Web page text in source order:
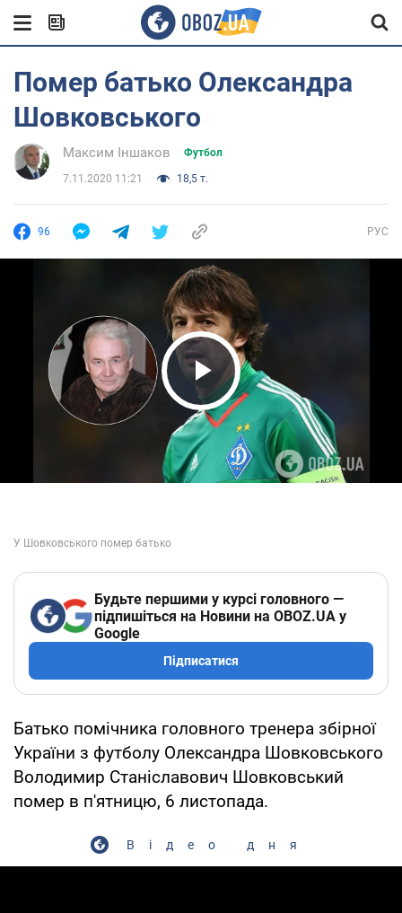
Помер батько Олександра
Шовковського
Максим Іншаков Футбол
7.11.2020 11:21 18,5 т.
96 РУС
Play Video
Будьте першими у курсі головного —
підпишіться на Новини на OBOZ.UA у
Google
Підписатися
Батько помічника головного тренера збірної
України з футболу Олександра Шовковського
Володимир Станіславович Шовковський
помер в п'ятницю, 6 листопада.
Відео дня